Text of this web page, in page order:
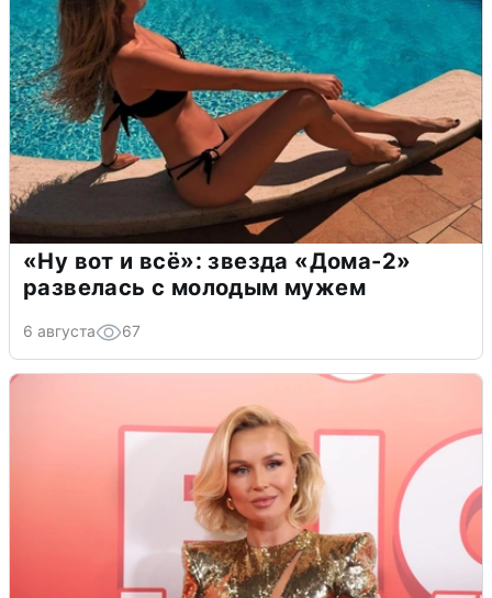
«Ну вот и всё»: звезда «Дома-2»
развелась с молодым мужем
6 августа 67